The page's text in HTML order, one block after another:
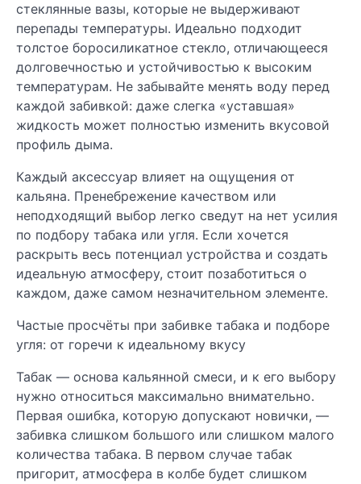
стеклянные вазы, которые не выдерживают
перепады температуры. Идеально подходит
толстое боросиликатное стекло, отличающееся
долговечностью и устойчивостью к высоким
температурам. Не забывайте менять воду перед
каждой забивкой: даже слегка «уставшая»
жидкость может полностью изменить вкусовой
профиль дыма.
Каждый аксессуар влияет на ощущения от
кальяна. Пренебрежение качеством или
неподходящий выбор легко сведут на нет усилия
по подбору табака или угля. Если хочется
раскрыть весь потенциал устройства и создать
идеальную атмосферу, стоит позаботиться о
каждом, даже самом незначительном элементе.
Частые просчёты при забивке табака и подборе
угля: от горечи к идеальному вкусу
Табак — основа кальянной смеси, и к его выбору
нужно относиться максимально внимательно.
Первая ошибка, которую допускают новички, —
забивка слишком большого или слишком малого
количества табака. В первом случае табак
пригорит, атмосфера в колбе будет слишком